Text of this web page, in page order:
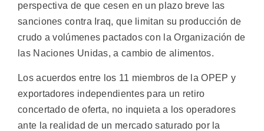
perspectiva de que cesen en un plazo breve las
sanciones contra Iraq, que limitan su producción de
crudo a volúmenes pactados con la Organización de
las Naciones Unidas, a cambio de alimentos.
Los acuerdos entre los 11 miembros de la OPEP y
exportadores independientes para un retiro
concertado de oferta, no inquieta a los operadores
ante la realidad de un mercado saturado por la